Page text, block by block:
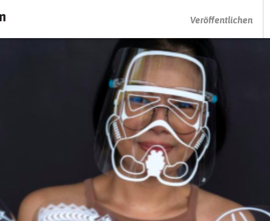
Veröffentlichen
DRÜCKEN SIE AUF ENTER UM DIE SUCHE ZU STARTEN